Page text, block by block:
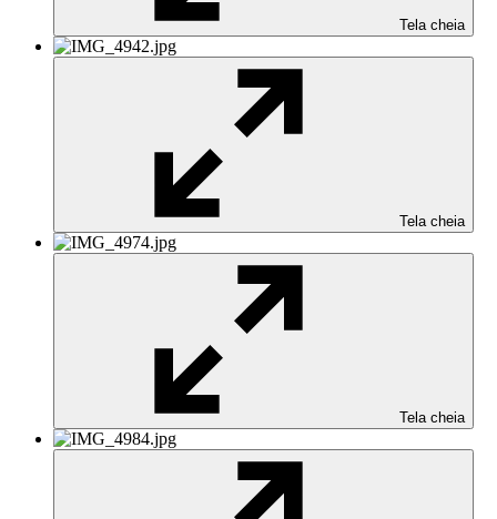
Tela cheia
Tela cheia
Tela cheia